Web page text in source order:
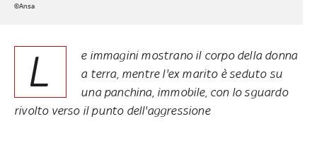
©Ansa
L
e immagini mostrano il corpo della donna
a terra, mentre l'ex marito è seduto su
una panchina, immobile, con lo sguardo
rivolto verso il punto dell'aggressione